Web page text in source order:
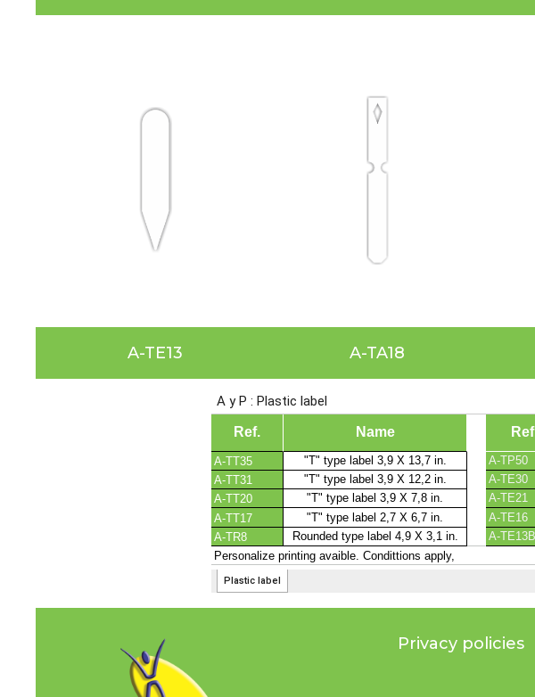
A-TE13 A-TA18
Privacy policies